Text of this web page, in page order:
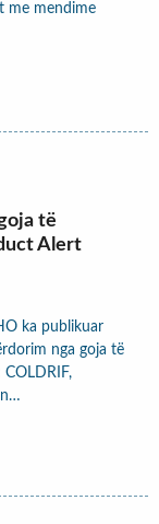
me mendime
të
Alert
ka publikuar
nga goja të